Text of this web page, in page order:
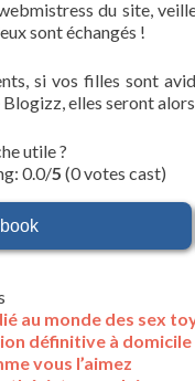
du site,
sont échangés !
si vos filles sont
elles seront
utile ?
0.0/5 (0 votes cast)
au monde des sex
définitive à domicile
vous l’aimez